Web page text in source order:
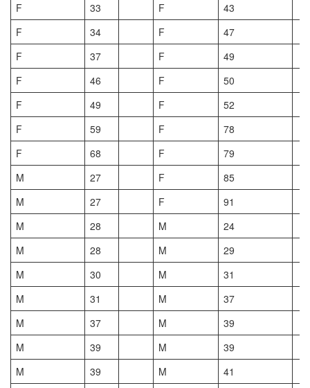
F
33 F
43
F
34 F
47
F
37 F
49
F
46 F
50
F
49 F
52
F
59 F
78
F
68 F
79
M
27 F
85
M
27 F
91
M
28 M
24
M
28 M
29
M
30 M
31
M
31 M
37
M
37 M
39
M
39 M
39
M
39 M
41